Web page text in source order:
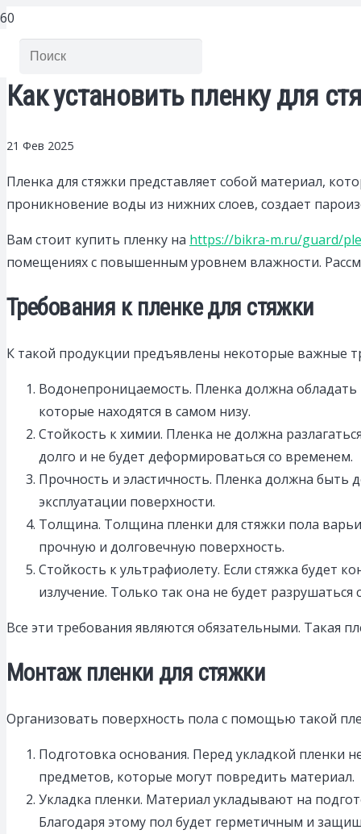
Как установить пленку для
21 Фев 2025
Пленка для стяжки представляет собой материал,
проникновение воды из нижних слоев, создает
Вам стоит купить пленку на https://bikra-m.ru/guard/
помещениях с повышенным уровнем влажности.
Требования к пленке для стяжки
К такой продукции предъявлены некоторые важные
Водонепроницаемость. Пленка должна
которые находятся в самом низу.
Стойкость к химии. Пленка не должна
долго и не будет деформироваться со временем.
Прочность и эластичность. Пленка должна
эксплуатации поверхности.
Толщина. Толщина пленки для стяжки пола
прочную и долговечную поверхность.
Стойкость к ультрафиолету. Если стяжка будет
излучение. Только так она не будет разрушаться
Все эти требования являются обязательными. Такая
Монтаж пленки для стяжки
Организовать поверхность пола с помощью такой
Подготовка основания. Перед укладкой пленки
предметов, которые могут повредить материал.
Укладка пленки. Материал укладывают на
Благодаря этому пол будет герметичным и